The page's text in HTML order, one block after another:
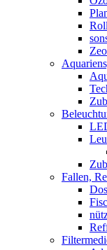
Fallen,